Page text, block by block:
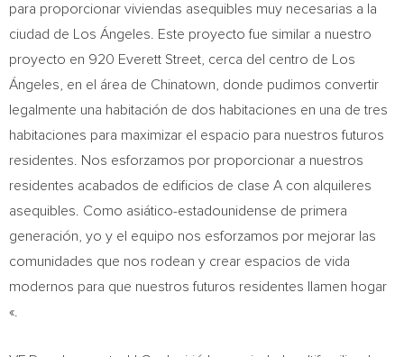
para proporcionar viviendas asequibles muy necesarias a la
ciudad de Los Ángeles. Este proyecto fue similar a nuestro
proyecto en 920 Everett Street, cerca del centro de Los
Ángeles, en el área de Chinatown, donde pudimos convertir
legalmente una habitación de dos habitaciones en una de tres
habitaciones para maximizar el espacio para nuestros futuros
residentes. Nos esforzamos por proporcionar a nuestros
residentes acabados de edificios de clase A con alquileres
asequibles. Como asiático-estadounidense de primera
generación, yo y el equipo nos esforzamos por mejorar las
comunidades que nos rodean y crear espacios de vida
modernos para que nuestros futuros residentes llamen hogar
«.